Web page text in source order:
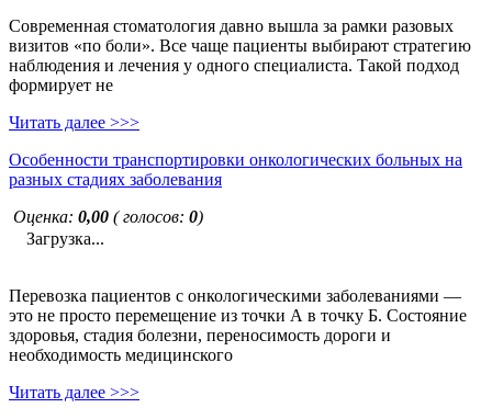
Современная стоматология давно вышла за рамки разовых
визитов «по боли». Все чаще пациенты выбирают стратегию
наблюдения и лечения у одного специалиста. Такой подход
формирует не
Читать далее >>>
Особенности транспортировки онкологических больных на
разных стадиях заболевания
Оценка: 0,00 ( голосов: 0)
Загрузка...
Перевозка пациентов с онкологическими заболеваниями —
это не просто перемещение из точки А в точку Б. Состояние
здоровья, стадия болезни, переносимость дороги и
необходимость медицинского
Читать далее >>>